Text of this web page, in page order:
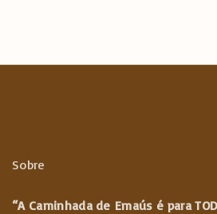
Sobre
“A Caminhada de Emaús é para